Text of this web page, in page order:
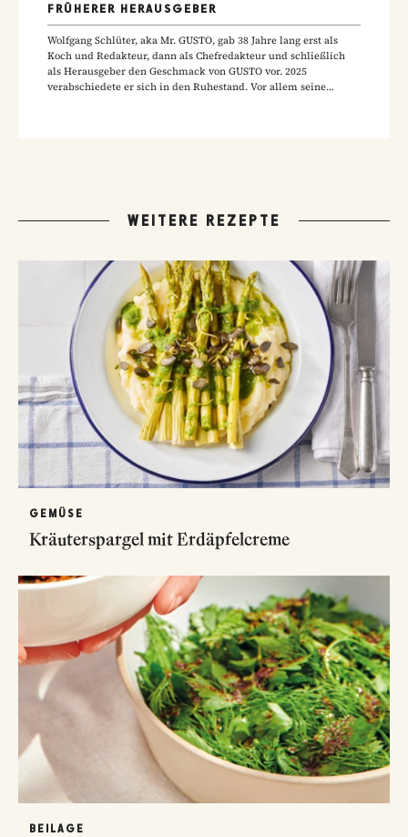
FRÜHERER HERAUSGEBER
Wolfgang Schlüter, aka Mr. GUSTO, gab 38 Jahre lang erst als
Koch und Redakteur, dann als Chefredakteur und schließlich
als Herausgeber den Geschmack von GUSTO vor. 2025
verabschiedete er sich in den Ruhestand. Vor allem seine
WEITERE REZEPTE
GEMÜSE
Kräuterspargel mit Erdäpfelcreme
BEILAGE